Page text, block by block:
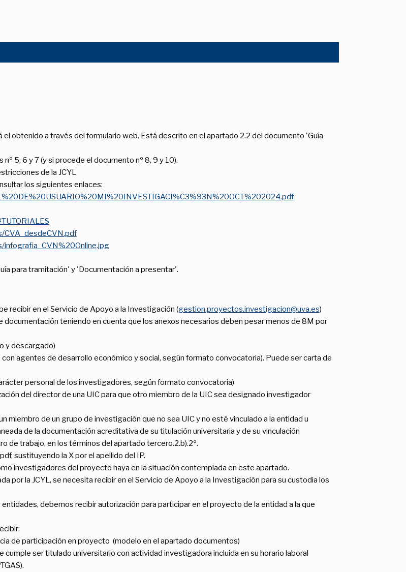
obtenido a través del formulario web. Está descrito en el apartado 2.2 del documento 'Guía
5, 6 y 7 (y si procede el documento nº 8, 9 y 10).
de la JCYL
los siguientes enlaces:
para tramitación' y 'Documentación a presentar'.
recibir en el Servicio de Apoyo a la Investigación (gestion.proyectos.investigacion@uva.es)
teniendo en cuenta que los anexos necesarios deben pesar menos de 8M por
y descargado)
agentes de desarrollo económico y social, según formato convocatoria). Puede ser carta de
personal de los investigadores, según formato convocatoria)
del director de una UIC para que otro miembro de la UIC sea designado investigador
miembro de un grupo de investigación que no sea UIC y no esté vinculado a la entidad u
de la documentación acreditativa de su titulación universitaria y de su vinculación
de trabajo, en los términos del apartado tercero.2.b).2º.
sustituyendo la X por el apellido del IP.
investigadores del proyecto haya en la situación contemplada en este apartado.
por la JCYL, se necesita recibir en el Servicio de Apoyo a la Investigación para su custodia los
debemos recibir autorización para participar en el proyecto de la entidad a la que
de participación en proyecto (modelo en el apartado documentos)
cumple ser titulado universitario con actividad investigadora incluida en su horario laboral